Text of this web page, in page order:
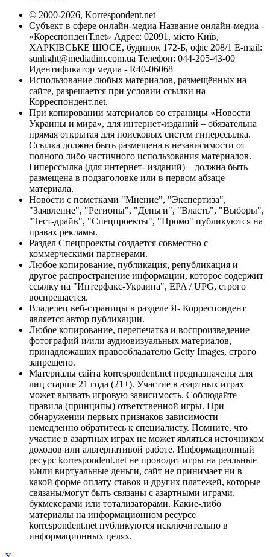
© 2000-2026, Korrespondent.net
Субъект в сфере онлайн-медиа Название онлайн-медиа -
«КореспонденТ.net» Адрес: 02091, місто Київ,
ХАРКІВСЬКЕ ШОСЕ, будинок 172-Б, офіс 208/1 E-mail:
sunlight@mediadim.com.ua Телефон: 044-205-43-00
Идентификатор медиа - R40-06068
Использование любых материалов, размещённых на
сайте, разрешается при условии ссылки на
Корреспондент.net.
При копировании материалов со страницы «Новости
Украины и мира», для интернет-изданий – обязательна
прямая открытая для поисковых систем гиперссылка.
Ссылка должна быть размещена в независимости от
полного либо частичного использования материалов.
Гиперссылка (для интернет- изданий) – должна быть
размещена в подзаголовке или в первом абзаце
материала.
Новости с пометками "Мнение", "Экспертиза",
"Заявление", "Регионы", "Деньги", "Власть", "Выборы",
"Тест-драйв", "Спецпроекты", "Промо" публикуются на
правах рекламы.
Раздел Спецпроекты создается совместно с
коммерческими партнерами.
Любое копирование, публикация, републикация и
другое распространение информации, которое содержит
ссылку на "Интерфакс-Украина", EPA / UPG, строго
воспрещается.
Владелец веб-страницы в разделе Я- Корреспондент
является автор публикации.
Любое копирование, перепечатка и воспроизведение
фотографий и/или аудиовизуальных материалов,
принадлежащих правообладателю Getty Images, строго
запрещено.
Материалы сайта korrespondent.net предназначены для
лиц старше 21 года (21+). Участие в азартных играх
может вызвать игровую зависимость. Соблюдайте
правила (принципы) ответственной игры. При
обнаружении первых признаков зависимости
немедленно обратитесь к специалисту. Помните, что
участие в азартных играх не может являться источником
доходов или альтернативой работе. Информационный
ресурс korrespondent.net не проводит игры на реальные
и/или виртуальные деньги, сайт не принимает ни в
какой форме оплату ставок и других платежей, которые
связаны/могут быть связаны с азартными играми,
букмекерами или тотализаторами. Какие-либо
материалы на информационном ресурсе
korrespondent.net публикуются исключительно в
информационных целях.